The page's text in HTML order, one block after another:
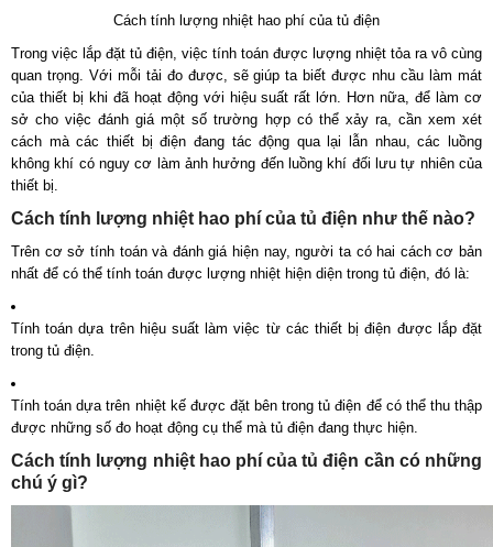
Cách tính lượng nhiệt hao phí của tủ điện
Trong việc lắp đặt tủ điện, việc tính toán được lượng nhiệt tỏa ra vô cùng
quan trọng. Với mỗi tải đo được, sẽ giúp ta biết được nhu cầu làm mát
của thiết bị khi đã hoạt động với hiệu suất rất lớn. Hơn nữa, để làm cơ
sở cho việc đánh giá một số trường hợp có thể xảy ra, cần xem xét
cách mà các thiết bị điện đang tác động qua lại lẫn nhau, các luồng
không khí có nguy cơ làm ảnh hưởng đến luồng khí đối lưu tự nhiên của
thiết bị.
Cách tính lượng nhiệt hao phí của tủ điện như thế nào?
Trên cơ sở tính toán và đánh giá hiện nay, người ta có hai cách cơ bản
nhất để có thể tính toán được lượng nhiệt hiện diện trong tủ điện, đó là:
Tính toán dựa trên hiệu suất làm việc từ các thiết bị điện được lắp đặt
trong tủ điện.
Tính toán dựa trên nhiệt kế được đặt bên trong tủ điện để có thể thu thập
được những số đo hoạt động cụ thể mà tủ điện đang thực hiện.
Cách tính lượng nhiệt hao phí của tủ điện cần có những
chú ý gì?